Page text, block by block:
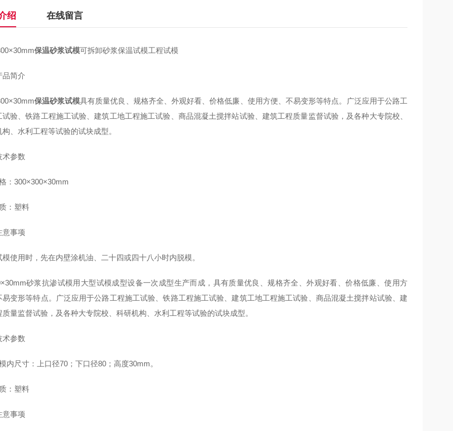
绍 在线留言
保温砂浆试模可拆卸砂浆保温试模工程试模
品简介
保温砂浆试模具有质量优良、规格齐全、外观好看、价格低廉、使用方便、不易变形等特点。
广泛应用于公路工
试验、铁路工程施工试验、建筑工地工程施工试验、商品混凝土搅拌站试验、建筑工程质量监督试验，及各种大专院校、
、水利工程等试验的试块成型。
术参数
：300×300×30mm
：塑料
意事项
模使用时，先在内壁涂机油、二十四或四十八小时内脱模。
砂浆抗渗试模用大型试模成型设备一次成型生产而成，具有质量优良、规格齐全、外观好看、价格低廉、使用方
变形等特点。
广泛应用于公路工程施工试验、铁路工程施工试验、建筑工地工程施工试验、商品混凝土搅拌站试验、建
质量监督试验，及各种大专院校、科研机构、水利工程等试验的试块成型。
术参数
内尺寸：上口径70；下口径80；高度30mm。
：塑料
意事项